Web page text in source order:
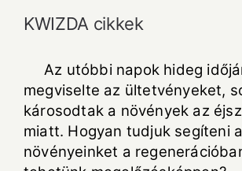
KWIZDA cikkek
Az utóbbi napok hideg
megviselte az ültetvényeket,
károsodtak a növények az
miatt. Hogyan tudjuk segíteni a
növényeinket a